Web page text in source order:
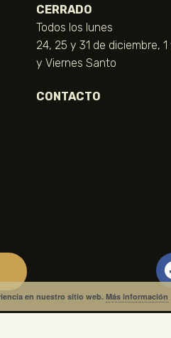
CERRADO
Todos los lunes
24, 25 y 31 de diciembre,
y Viernes Santo
CONTACTO
en nuestro sitio web. Más información